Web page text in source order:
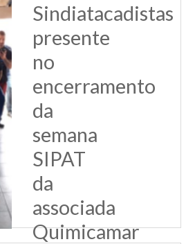
Sindiatacadistas
presente
no
encerramento
da
semana
SIPAT
da
associada
Quimicamar